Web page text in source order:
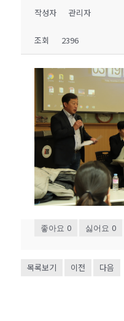
작성자 관리자
조회 2396
좋아요 0 싫어요 0
목록보기 이전 다음